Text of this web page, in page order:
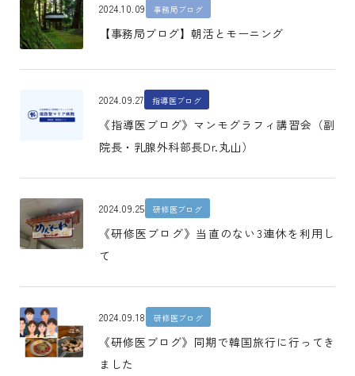
2024.10.09 事務局ブログ
【事務局ブログ】朝活とモーニング
2024.09.27 指導医ブログ
《指導医ブログ》マンモグラフィ講習会（副
院長・乳腺外科部長Dr.丸山）
2024.09.25 研修医ブログ
《研修医ブログ》当直のない3連休を利用し
て
2024.09.18 研修医ブログ
《研修医ブログ》同期で韓国旅行に行ってき
ました